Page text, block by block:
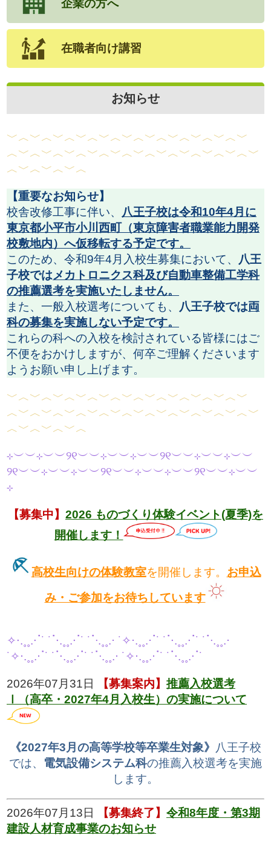
企業の方へ
在職者向け講習
お知らせ
﹀︿﹀︿﹀︿﹀︿﹀︿﹀︿﹀︿﹀︿﹀︿﹀︿﹀
︿﹀︿﹀︿﹀︿﹀︿﹀︿﹀︿﹀︿﹀︿﹀︿﹀︿﹀
︿﹀︿﹀︿﹀︿
【重要なお知らせ】
校舎改修工事に伴い、
八王子校は令和10年4月に
東京都小平市小川西町（東京障害者職業能力開発
校敷地内）へ仮移転する予定です。
このため、令和9年4月入校生募集において、
八王
子校ではメカトロニクス科及び自動車整備工学科
の推薦選考を実施いたしません。
また、一般入校選考についても、
八王子校では両
科の募集を実施しない予定です。
これらの科への入校を検討されている皆様にはご
不便をおかけしますが、何卒ご理解くださいます
ようお願い申し上げます。
﹀︿﹀︿﹀︿﹀︿﹀︿﹀︿﹀︿﹀︿﹀︿﹀︿﹀
︿﹀︿﹀︿﹀︿﹀︿﹀︿﹀︿﹀︿﹀︿﹀︿﹀︿﹀
︿﹀︿﹀︿﹀︿
⊹︶︶⊹︶︶୨୧︶︶⊹︶︶⊹︶︶୨୧︶︶⊹︶︶⊹︶︶
୨୧︶︶⊹︶︶⊹︶︶୨୧︶︶⊹︶︶⊹︶︶୨୧︶︶⊹︶︶
⊹
【募集中】 2026 ものづくり体験イベント(夏季)を
開催します！
高校生向けの体験教室を開催します。 お申込
み・ご参加をお待ちしています
✧⋅.˳˳.⋅ॱ˙ ˙ॱ⋅.˳˳.⋅ॱ˙ ˙ॱᐧ.˳˳.⋅ ˙✧⋅.˳˳.⋅ॱ˙ ˙ॱ⋅.˳˳.⋅ॱ˙ ˙ॱᐧ.˳˳.⋅
˙✧⋅.˳˳.⋅ॱ˙ ˙ॱ⋅.˳˳.⋅ॱ˙ ˙ॱᐧ.˳˳.⋅ ˙✧⋅.˳˳.⋅ॱ˙ ˙ॱ⋅.˳˳.⋅ॱ˙
2026年07月31日 【募集案内】 推薦入校選考
Ⅰ（高卒・2027年4月入校生）の実施について
《2027年3月の高等学校等卒業生対象》
八王子校
では、 電気設備システム科の推薦入校選考を実施
します。
2026年07月13日 【募集終了】 令和8年度・第3期
建設人材育成事業のお知らせ